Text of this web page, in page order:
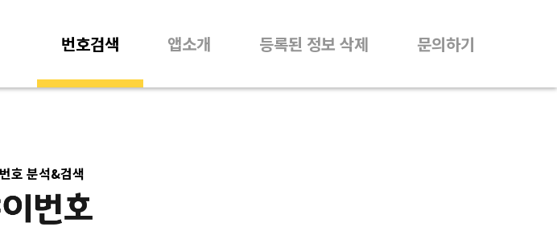
번호검색 앱소개 등록된 정보 삭제 문의하기
호 분석&검색